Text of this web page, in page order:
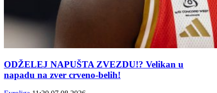
ODŽELEJ NAPUŠTA ZVEZDU!? Velikan u
napadu na zver crveno-belih!